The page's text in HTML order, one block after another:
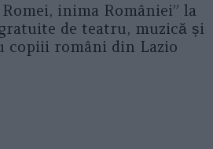
inima României” la
de teatru, muzică și
copiii români din Lazio